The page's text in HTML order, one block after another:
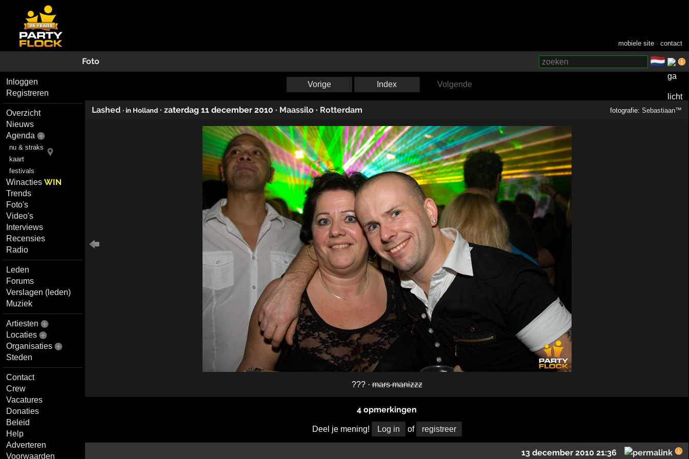
mobiele site ·contact
Foto 🇳🇱
Inloggen
Registreren
Overzicht
Nieuws
Agenda
nu & straks
kaart
festivals
WinactiesWIN
Trends
Foto's
Video's
Interviews
Recensies
Radio
Leden
Forums
Verslagen (leden)
Muziek
Artiesten
Locaties
Organisaties
Steden
Contact
Crew
Vacatures
Donaties
Beleid
Help
Adverteren
Voorwaarden
Vorige Index Volgende
Lashed · in Holland · zaterdag 11 december 2010 · Maassilo · Rotterdam fotografie:Sebastiaan™
??? ·mars manizzz
4 opmerkingen
Deel je mening! Log in of registreer
13 december 2010 21:36